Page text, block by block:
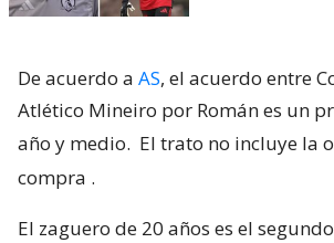
De acuerdo a AS, el acuerdo entre
Atlético Mineiro por Román es un
año y medio. El trato no incluye la
compra .
El zaguero de 20 años es el